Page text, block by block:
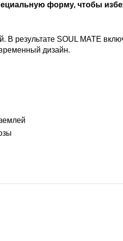
форму, чтобы
результате SOUL MATE
дизайн.